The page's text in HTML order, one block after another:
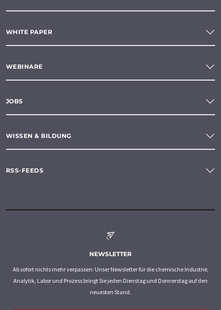
WHITE PAPER
WEBINARE
JOBS
WISSEN & BILDUNG
RSS-FEEDS
NEWSLETTER
Ab sofort nichts mehr verpassen: Unser Newsletter für die chemische Industrie,
Analytik, Labor und Prozess bringt Sie jeden Dienstag und Donnerstag auf den
neuesten Stand.